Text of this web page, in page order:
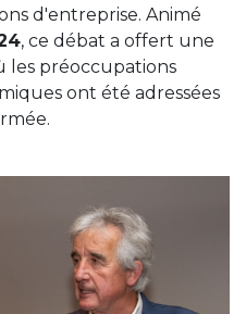
d'entreprise. Animé
, ce débat a offert une
les préoccupations
ont été adressées